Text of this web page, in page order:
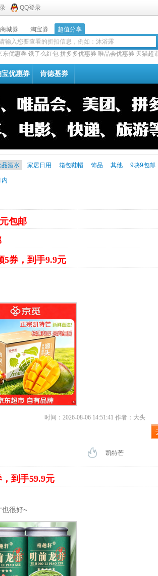
QQ登录
商城券 淘宝券 超值分享
东优惠券 饿了么红包 拼多多优惠券 唯品会优惠券 天猫超
宝优惠券 肯德基券
品酒水 家居日用 箱包鞋帽 饰品 其他 9块9包邮
内
包邮
5券，到手9.9元
时间：2026-08-06 14:51:41 作者：大头
凯特芒
，到手59.9元
也很好~
京东优惠券与京东返利红包！